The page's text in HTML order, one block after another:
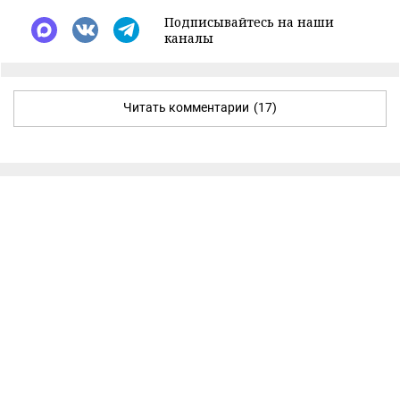
Подписывайтесь на наши
каналы
Читать комментарии (17)